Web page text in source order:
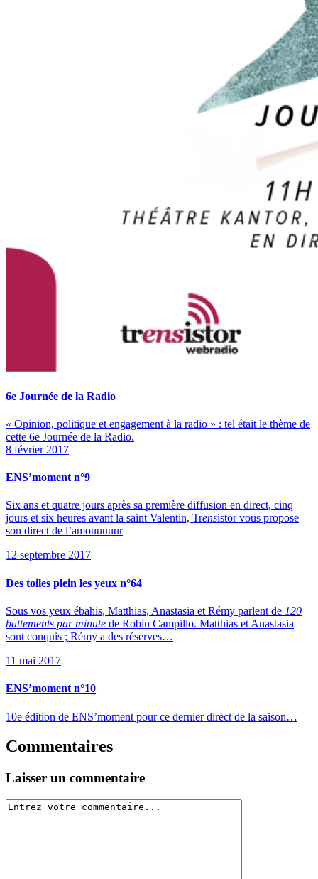
6e Journée de la Radio
« Opinion, politique et engagement à la radio » : tel était le thème de
cette 6e Journée de la Radio.
8 février 2017
ENS’moment n°9
Six ans et quatre jours après sa première diffusion en direct, cinq
jours et six heures avant la saint Valentin, Trensistor vous propose
son direct de l’amouuuuur
12 septembre 2017
Des toiles plein les yeux n°64
Sous vos yeux ébahis, Matthias, Anastasia et Rémy parlent de 120
battements par minute de Robin Campillo. Matthias et Anastasia
sont conquis ; Rémy a des réserves…
11 mai 2017
ENS’moment n°10
10e édition de ENS’moment pour ce dernier direct de la saison…
Commentaires
Laisser un commentaire